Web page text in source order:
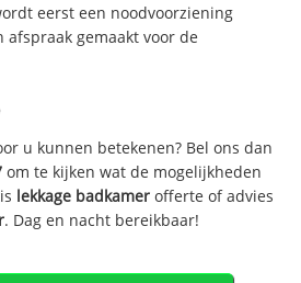
eerst een noodvoorziening
gemaakt voor de
u kunnen betekenen? Bel ons dan
om te kijken wat de mogelijkheden
lekkage badkamer offerte of advies
. Dag en nacht bereikbaar!